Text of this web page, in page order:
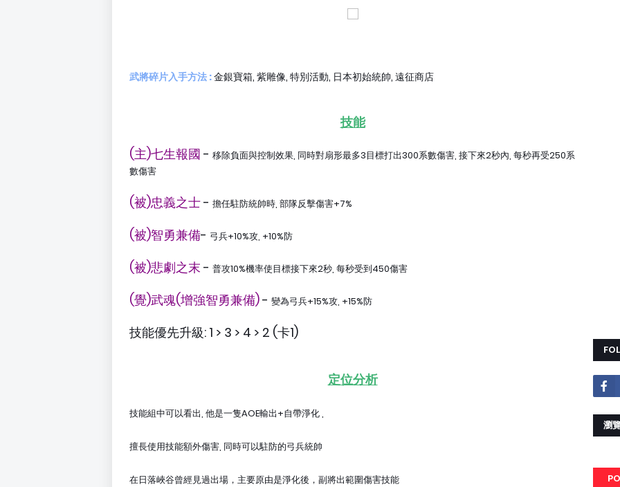
武將碎片入手方法 :金銀寶箱, 紫雕像, 特別活動, 日本初始統帥, 遠征商店
技能
(主)七生報國 - 移除負面與控制效果, 同時對扇形最多3目標打出300系數傷害, 接下來2秒內, 每秒再受250系
數傷害
(被)忠義之士- 擔任駐防統帥時, 部隊反擊傷害+7%
(被)智勇兼備- 弓兵+10%攻, +10%防
(被)悲劇之末 - 普攻10%機率使目標接下來2秒, 每秒受到450傷害
(覺)武魂(增強智勇兼備)- 變為弓兵+15%攻, +15%防
技能優先升級: 1 > 3 > 4 > 2 (卡1)
定位分析
技能組中可以看出, 他是一隻AOE輸出+自帶淨化 ,
擅長使用技能額外傷害, 同時可以駐防的弓兵統帥
在日落峽谷曾經見過出場，主要原由是淨化後，副將出範圍傷害技能
瀏